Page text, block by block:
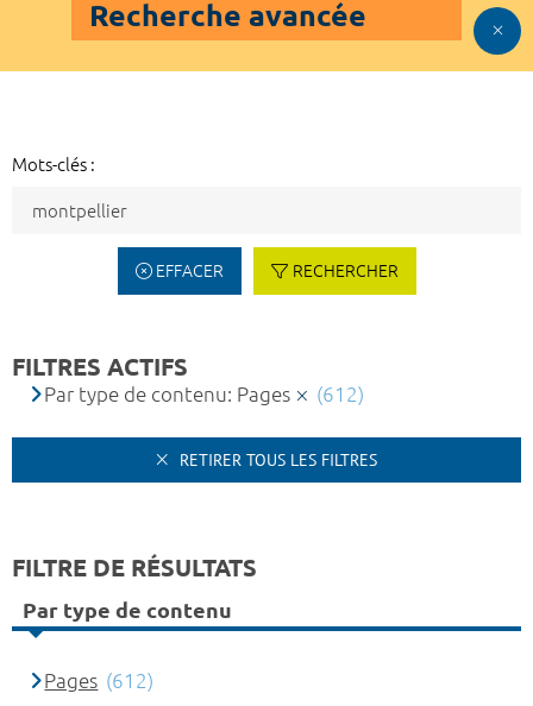
Recherche avancée
Mots-clés :
EFFACER RECHERCHER
FILTRES ACTIFS
Par type de contenu: Pages (612)
RETIRER TOUS LES FILTRES
FILTRE DE RÉSULTATS
Par type de contenu
Pages (612)